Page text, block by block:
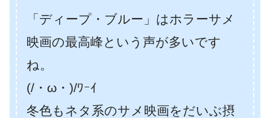
「ディープ・ブルー」はホラーサメ
映画の最高峰という声が多いです
ね。
(/・ω・)/ﾜｰｲ
冬色もネタ系のサメ映画をだいぶ摂